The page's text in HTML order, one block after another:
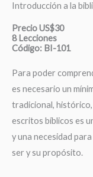
Introducción a la
Precio US$30
8 Lecciones
Código: BI-101
Para poder
es necesario un
tradicional,
escritos bíblicos es
y una necesidad
ser y su propósito.